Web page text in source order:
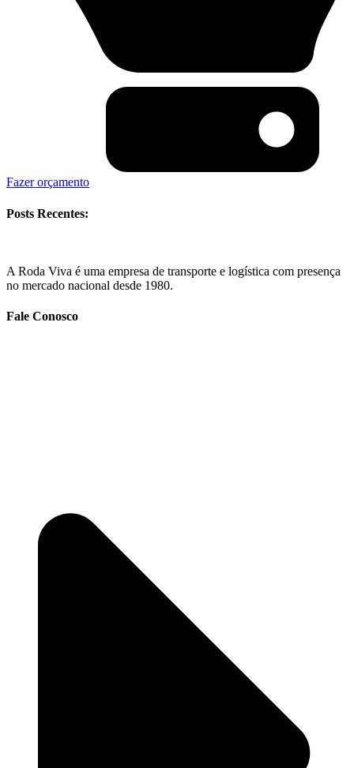
Fazer orçamento
Posts Recentes:
A Roda Viva é uma empresa de transporte e logística com presença
no mercado nacional desde 1980.
Fale Conosco